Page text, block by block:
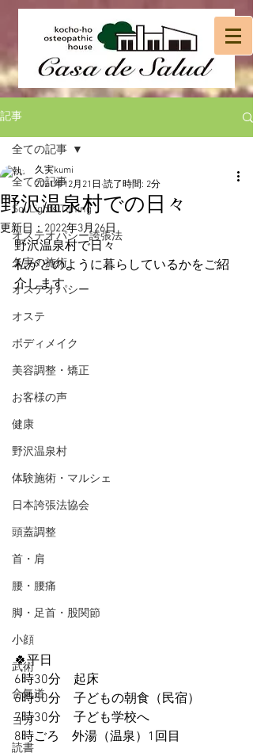
記事
全ての記事
Sol Lights Tuning
オステオパシー誇張法
久実の施術
オステオパシー
オステ
ボディメイク
美容調整・矯正
お客様の声
健康
野沢温泉村
体験施術・マルシェ
日本誇張法協会
頭蓋調整
首・肩
腰・腰痛
脚・足首・股関節
小顔
武術
合氣道
ヨガ
読書
全ての記事
野沢温泉村での日々
久実kumi
2021年12月21日 読了時間: 2分
更新日：2022年3月26日
野沢温泉村で日々
私がどのように暮らしているかをご紹
介します
🍀平日
6時30分　起床
6時50分　子どもの朝食（民宿）
7時30分　子ども学校へ
8時ごろ　外湯（温泉）1回目